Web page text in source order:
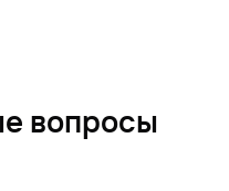
вопросы